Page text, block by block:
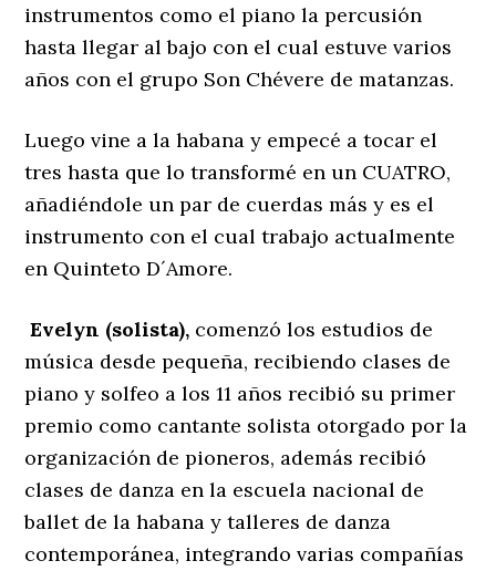
instrumentos como el piano la percusión
hasta llegar al bajo con el cual estuve varios
años con el grupo Son Chévere de matanzas.
Luego vine a la habana y empecé a tocar el
tres hasta que lo transformé en un CUATRO,
añadiéndole un par de cuerdas más y es el
instrumento con el cual trabajo actualmente
en Quinteto D´Amore.
Evelyn (solista), comenzó los estudios de
música desde pequeña, recibiendo clases de
piano y solfeo a los 11 años recibió su primer
premio como cantante solista otorgado por la
organización de pioneros, además recibió
clases de danza en la escuela nacional de
ballet de la habana y talleres de danza
contemporánea, integrando varias compañías